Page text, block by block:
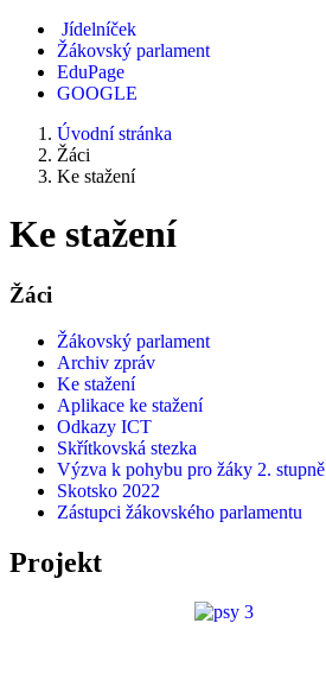
Jídelníček
Žákovský parlament
EduPage
GOOGLE
Úvodní stránka
Žáci
Ke stažení
Ke stažení
Žáci
Žákovský parlament
Archiv zpráv
Ke stažení
Aplikace ke stažení
Odkazy ICT
Skřítkovská stezka
Výzva k pohybu pro žáky 2. stupně
Skotsko 2022
Zástupci žákovského parlamentu
Projekt